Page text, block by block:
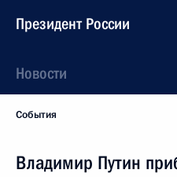
Президент России
Новости
События
Владимир Путин